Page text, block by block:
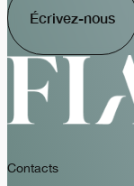
Écrivez-nous
Contacts